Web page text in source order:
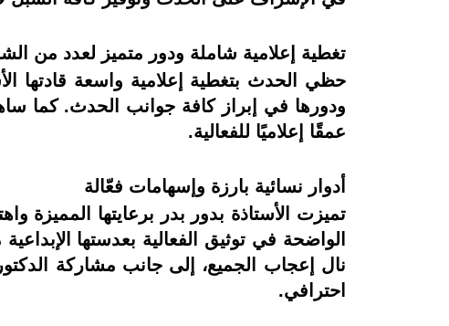
تغطية إعلامية شاملة ودور متميز لعدد من
حظي الحدث بتغطية إعلامية واسعة قادتها
ودورها في إبراز كافة جوانب الحدث. كما
عمقًا إعلاميًا للفعالية.
أدوار نسائية بارزة وإسهامات فعّالة
تميزت الأستاذة بدور بدر برعايتها المميزة
الواضحة في توثيق الفعالية بعدستها
نال إعجاب الجميع، إلى جانب مشاركة
احترافي.